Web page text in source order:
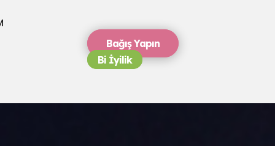
Bağış Yapın
Bi İyilik